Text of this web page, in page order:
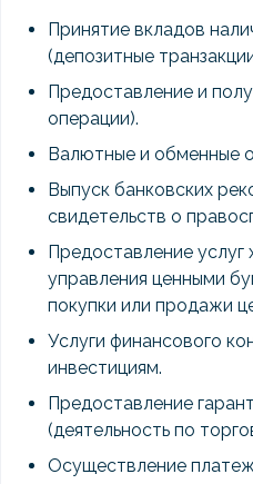
Принятие вкладов
(депозитные
Предоставление и
операции).
Валютные и обменные
Выпуск банковских
свидетельств о
Предоставление услуг
управления ценными
покупки или продажи
Услуги финансового
инвестициям.
Предоставление
(деятельность по
Осуществление